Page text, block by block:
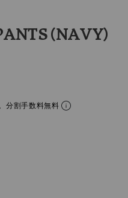
（NAVY）
分割手数料無料